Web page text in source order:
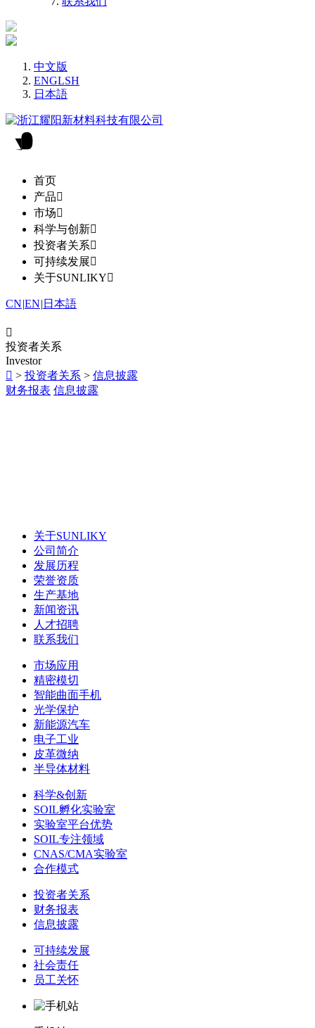
中文版
ENGLSH
日本語
首页
产品
市场
科学与创新
投资者关系
可持续发展
关于SUNLIKY
CN|EN| 日本語

投资者关系
Investor
 > 投资者关系 > 信息披露
财务报表 信息披露
关于SUNLIKY
公司简介
发展历程
荣誉资质
生产基地
新闻资讯
人才招聘
联系我们
市场应用
精密模切
智能曲面手机
光学保护
新能源汽车
电子工业
皮革微纳
半导体材料
科学&创新
SOIL孵化实验室
实验室平台优势
SOIL专注领域
CNAS/CMA实验室
合作模式
投资者关系
财务报表
信息披露
可持续发展
社会责任
员工关怀